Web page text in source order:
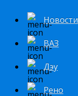
Новости
ВАЗ
Дэу
Рено